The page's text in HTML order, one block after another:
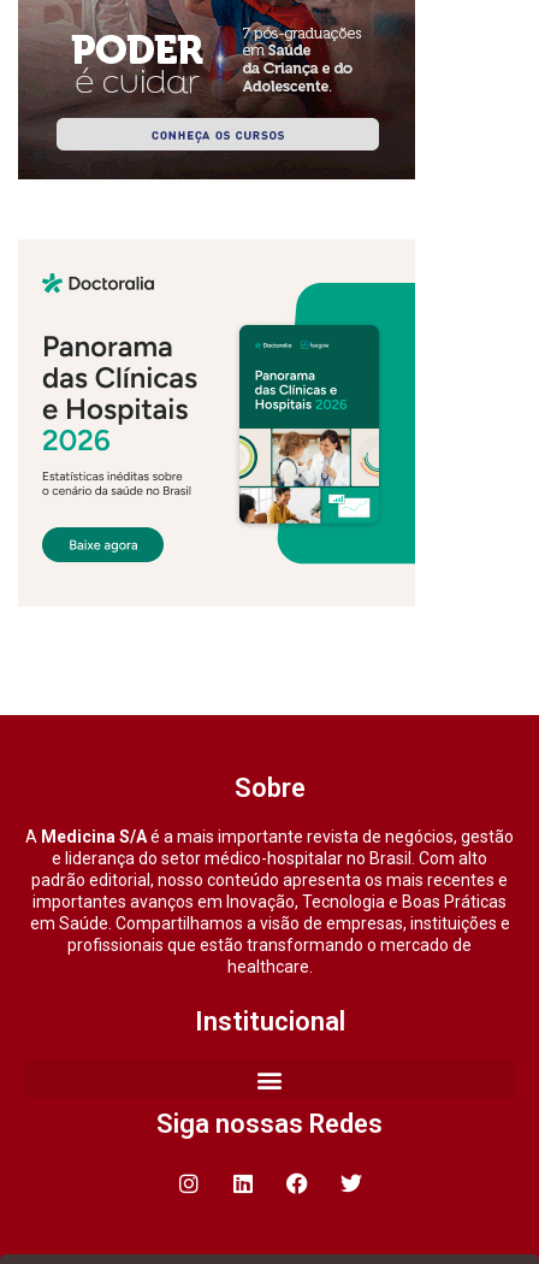
Sobre
A Medicina S/Aé a mais importante revista de negócios, gestão
e liderança do setor médico-hospitalar no Brasil. Com alto
padrão editorial, nosso conteúdo apresenta os mais recentes e
importantes avanços em Inovação, Tecnologia e Boas Práticas
em Saúde. Compartilhamos a visão de empresas, instituições e
profissionais que estão transformando o mercado de
healthcare.
Institucional
Siga nossas Redes